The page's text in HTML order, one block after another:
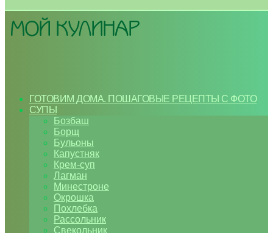
ГОТОВИМ ДОМА. ПОШАГОВЫЕ РЕЦЕПТЫ С ФОТО
СУПЫ
Бозбаш
Борщ
Бульоны
Капустняк
Крем-суп
Лагман
Минестроне
Окрошка
Похлебка
Рассольник
Свекольник